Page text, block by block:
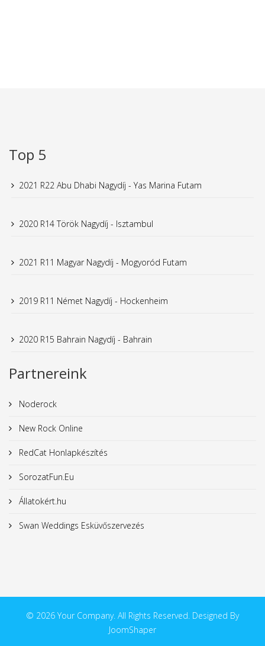
Top 5
2021 R22 Abu Dhabi Nagydíj - Yas Marina Futam
2020 R14 Török Nagydíj - Isztambul
2021 R11 Magyar Nagydíj - Mogyoród Futam
2019 R11 Német Nagydíj - Hockenheim
2020 R15 Bahrain Nagydíj - Bahrain
Partnereink
Noderock
New Rock Online
RedCat Honlapkészítés
SorozatFun.Eu
Állatokért.hu
Swan Weddings Esküvőszervezés
© 2026 Your Company. All Rights Reserved. Designed By
JoomShaper